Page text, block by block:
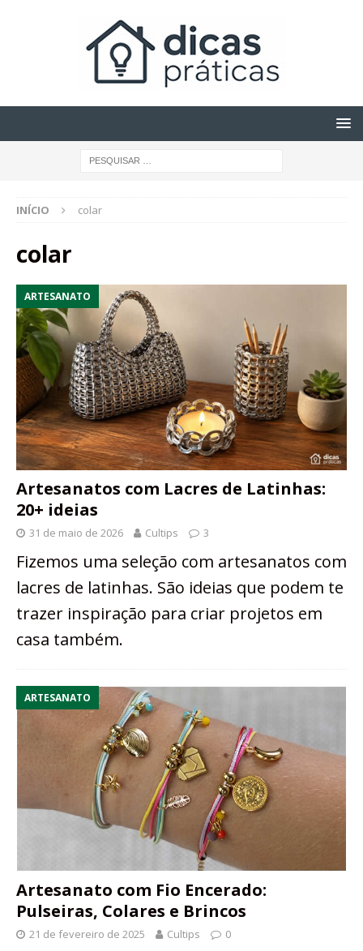
INÍCIO colar
colar
ARTESANATO
Artesanatos com Lacres de Latinhas:
20+ ideias
31 de maio de 2026 Cultips 3
Fizemos uma seleção com artesanatos com
lacres de latinhas. São ideias que podem te
trazer inspiração para criar projetos em
casa também.
ARTESANATO
Artesanato com Fio Encerado:
Pulseiras, Colares e Brincos
21 de fevereiro de 2025 Cultips 0